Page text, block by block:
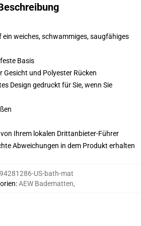
ein weiches, schwammiges, saugfähiges
Basis
Gesicht und Polyester Rücken
Design gedruckt für Sie, wenn Sie
Ihrem lokalen Drittanbieter-Führer
Abweichungen in dem Produkt erhalten
94281286-US-bath-mat
:AEW Badematten,